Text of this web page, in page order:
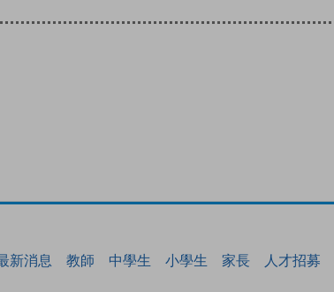
新消息 教師 中學生 小學生 家長 人才招募